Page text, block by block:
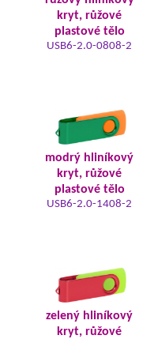
kryt, růžové
plastové tělo
USB6-2.0-0808-2
modrý hliníkový
kryt, růžové
plastové tělo
USB6-2.0-1408-2
zelený hliníkový
kryt, růžové